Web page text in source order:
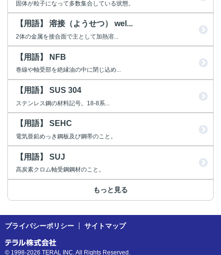
固体が粒子になって多数集合している状態。
【用語】 溶接（ようせつ） wel...
2体の金属を接合面で主として加熱溶...
【用語】 NFB
巻線や軸受部を絶縁油の中に閉じ込め...
【用語】 SUS 304
ステンレス鋼の材料記号。18-8系...
【用語】 SEHC
電気亜鉛めっき鋼板及び鋼帯のこと。
【用語】 SUJ
高炭素クロム軸受鋼鋼材のこと。
もっと見る
プライバシーポリシー サイトマップ
© 1998-2026 TERAL INC. All Rights Reserved.